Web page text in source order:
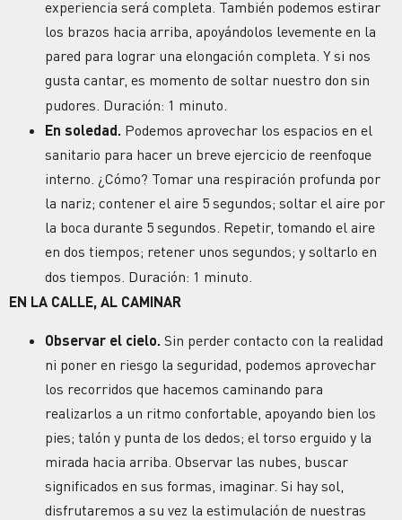
experiencia será completa. También podemos estirar
los brazos hacia arriba, apoyándolos levemente en la
pared para lograr una elongación completa. Y si nos
gusta cantar, es momento de soltar nuestro don sin
pudores. Duración: 1 minuto.
En soledad. Podemos aprovechar los espacios en el
sanitario para hacer un breve ejercicio de reenfoque
interno. ¿Cómo? Tomar una respiración profunda por
la nariz; contener el aire 5 segundos; soltar el aire por
la boca durante 5 segundos. Repetir, tomando el aire
en dos tiempos; retener unos segundos; y soltarlo en
dos tiempos. Duración: 1 minuto.
EN LA CALLE, AL CAMINAR
Observar el cielo. Sin perder contacto con la realidad
ni poner en riesgo la seguridad, podemos aprovechar
los recorridos que hacemos caminando para
realizarlos a un ritmo confortable, apoyando bien los
pies; talón y punta de los dedos; el torso erguido y la
mirada hacia arriba. Observar las nubes, buscar
significados en sus formas, imaginar. Si hay sol,
disfrutaremos a su vez la estimulación de nuestras